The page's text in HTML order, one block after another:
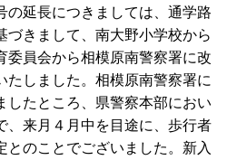
の延長につきましては、通学路
づきまして、南大野小学校から
委員会から相模原南警察署に改
たしました。相模原南警察署に
したところ、県警察本部におい
、来月４月中を目途に、歩行者
とのことでございました。新入